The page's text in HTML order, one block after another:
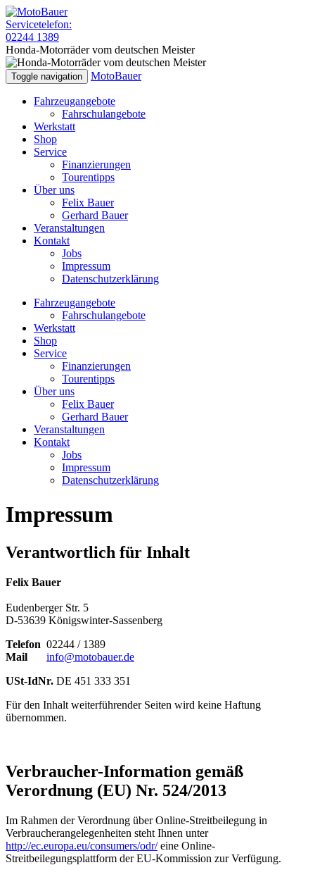
Servicetelefon:
02244 1389
Honda-Motorräder vom deutschen Meister
Toggle navigation MotoBauer
Fahrzeugangebote
Fahrschulangebote
Werkstatt
Shop
Service
Finanzierungen
Tourentipps
Über uns
Felix Bauer
Gerhard Bauer
Veranstaltungen
Kontakt
Jobs
Impressum
Datenschutzerklärung
Fahrzeugangebote
Fahrschulangebote
Werkstatt
Shop
Service
Finanzierungen
Tourentipps
Über uns
Felix Bauer
Gerhard Bauer
Veranstaltungen
Kontakt
Jobs
Impressum
Datenschutzerklärung
Impressum
Verantwortlich für Inhalt
Felix Bauer
Eudenberger Str. 5
D-53639 Königswinter-Sassenberg
Telefon 02244 / 1389
Mail
info@motobauer.de
USt-IdNr. DE 451 333 351
Für den Inhalt weiterführender Seiten wird keine Haftung
übernommen.
Verbraucher-Information gemäß
Verordnung (EU) Nr. 524/2013
Im Rahmen der Verordnung über Online-Streitbeilegung in
Verbraucherangelegenheiten steht Ihnen unter
http://ec.europa.eu/consumers/odr/eine Online-
Streitbeilegungsplattform der EU-Kommission zur Verfügung.